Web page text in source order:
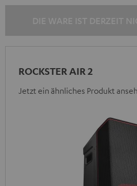
ROCKSTER AIR 2
Jetzt ein ähnliches Produkt